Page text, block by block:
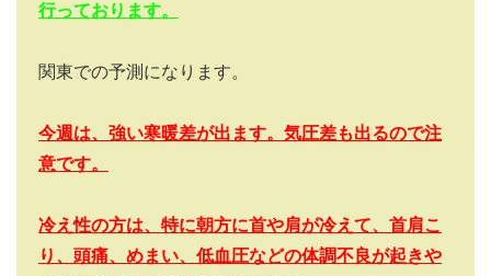
行っております。
関東での予測になります。
今週は、強い寒暖差が出ます。気圧差も出るので注
意です。
冷え性の方は、特に朝方に首や肩が冷えて、首肩こ
り、頭痛、めまい、低血圧などの体調不良が起きや